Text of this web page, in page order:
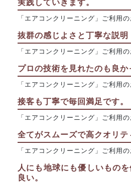
実践していきます。
「エアコンクリーニング」ご利用
抜群の感じよさと丁寧な説明
「エアコンクリーニング」ご利用
プロの技術を見れたのも良か
「エアコンクリーニング」ご利用
接客も丁寧で毎回満足です。
「エアコンクリーニング」ご利用
全てがスムーズで高クオリテ
「エアコンクリーニング」ご利用
人にも地球にも優しいもの
良い。